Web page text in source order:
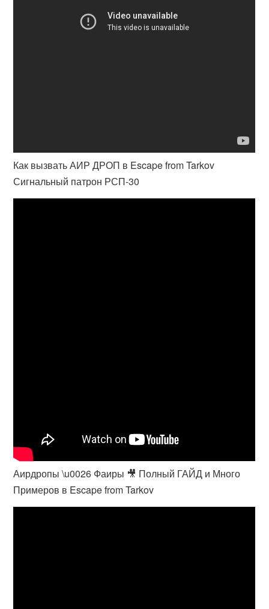
Как вызвать АИР ДРОП в Escape from Tarkov
Сигнальный патрон РСП-30
Аирдропы \u0026 Фаиры 🎥 Полный ГАЙД и Много
Примеров в Escape from Tarkov